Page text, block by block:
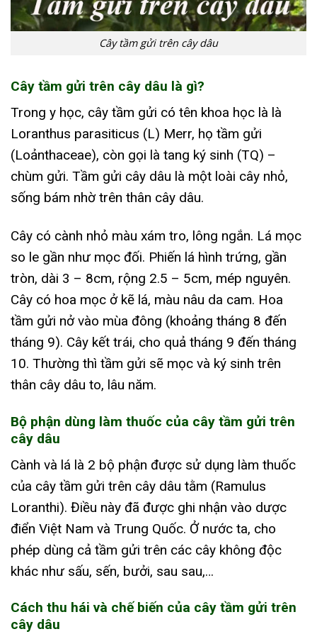
Cây tầm gửi trên cây dâu
Cây tầm gửi trên cây dâu là gì?
Trong y học, cây tầm gửi có tên khoa học là là
Loranthus parasiticus (L) Merr, họ tầm gửi
(Loảnthaceae), còn gọi là tang ký sinh (TQ) –
chùm gửi. Tầm gửi cây dâu là một loài cây nhỏ,
sống bám nhờ trên thân cây dâu.
Cây có cành nhỏ màu xám tro, lông ngắn. Lá mọc
so le gần như mọc đối. Phiến lá hình trứng, gần
tròn, dài 3 – 8cm, rộng 2.5 – 5cm, mép nguyên.
Cây có hoa mọc ở kẽ lá, màu nâu da cam. Hoa
tầm gửi nở vào mùa đông (khoảng tháng 8 đến
tháng 9). Cây kết trái, cho quả tháng 9 đến tháng
10. Thường thì tầm gửi sẽ mọc và ký sinh trên
thân cây dâu to, lâu năm.
Bộ phận dùng làm thuốc của cây tầm gửi trên
cây dâu
Cành và lá là 2 bộ phận được sử dụng làm thuốc
của cây tầm gửi trên cây dâu tằm (Ramulus
Loranthi). Điều này đã được ghi nhận vào dược
điển Việt Nam và Trung Quốc. Ở nước ta, cho
phép dùng cả tầm gửi trên các cây không độc
khác như sấu, sến, bưởi, sau sau,…
Cách thu hái và chế biến của cây tầm gửi trên
cây dâu